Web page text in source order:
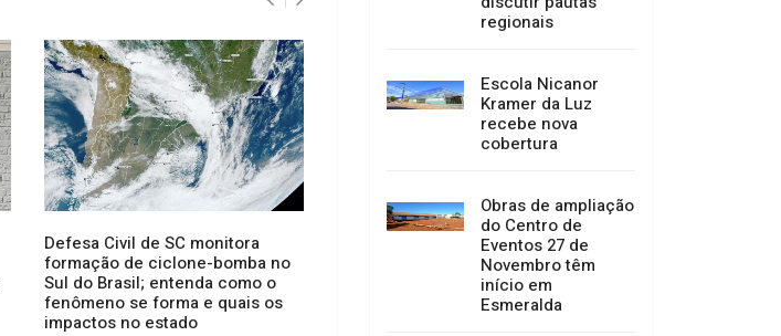
Defesa Civil de SC monitora
formação de ciclone-bomba no
Sul do Brasil; entenda como o
fenômeno se forma e quais os
impactos no estado
Agosto Lilás: Promotor de
Justiça inicia ciclo de palestras
sobre combate à violência
contra as mulheres na Comarca
Mulheres com
protetivas ativas
regionais
Escola Nicanor
Kramer da Luz
recebe nova
cobertura
Obras de ampliação
do Centro de
Eventos 27 de
Novembro têm
início em
Esmeralda